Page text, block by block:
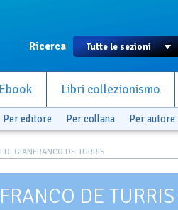
Ricerca
Ebook Libri collezionismo
Per editore Per collana Per autore
DI GIANFRANCO DE TURRIS
DE TURRIS